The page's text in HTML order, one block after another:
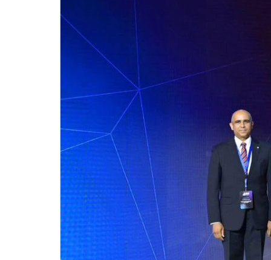
للحصول على البريد الالكترونى للطالب
التدريب الميداني
نادى الطلاب المتفوقين
الدراسات العليا والبحوث والعلاقات الثقافية
عن قطاع الدراسات العليا والبحوث
إدارة العلاقات الثقافية
المصاريف الدراسية لطلاب الدراسات العليا
البرامج الدراسية
الدكتوراة
برنامج الماجستير
برنامج الماجستير المهنى
ماجستير الأدارة المستدامة للأراضى
لوائح برامج الدراسات العليا
(الأوراق المطلوبة للتسجيل (ماجستير/ دكتوراه
التقدم للدراسات العليا إلكترونيا